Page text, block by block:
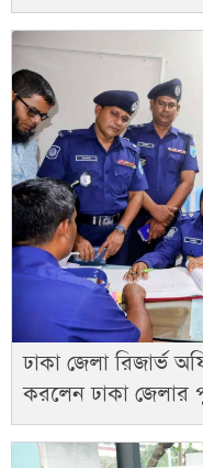
ঢাকা জেলা রিজার্ভ
করলেন ঢাকা জেলার